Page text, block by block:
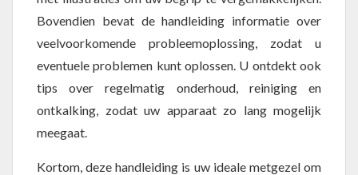
Bovendien bevat de handleiding informatie over
veelvoorkomende probleemoplossing, zodat u
eventuele problemen kunt oplossen. U ontdekt ook
tips over regelmatig onderhoud, reiniging en
ontkalking, zodat uw apparaat zo lang mogelijk
meegaat.
Kortom, deze handleiding is uw ideale metgezel om